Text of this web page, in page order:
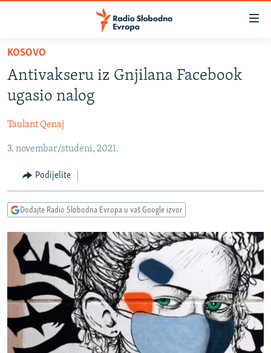
Pređite
glavni
sadržaj
Pređite
na
navigaciju
Pređite
pretragu
BOSNA I HERCEGOVINA
SRBIJA
KOSOVO
CRNA GORA
VIZUELNO
FOTOGALERIJE
INFOGRAFIKE
PODCASTI
RAT U UKRAJINI
KINA NA BALKANU
RSE PRIČE IZ SVIJETA
ISPRIČAJ MI
DNEVNO@RSE
SPECIJALI RSE
VIŠE OD NASLOVA
KOSOVO
Antivakseru iz Gnjilana Facebook
ugasio nalog
Taulant Qenaj
3. novembar/studeni, 2021.
Podijelite
Dodajte Radio Slobodna Evropa u vaš Google izvor